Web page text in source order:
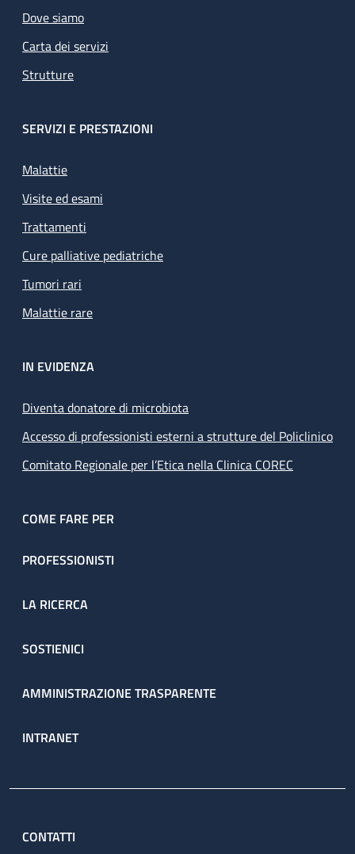
Dove siamo
Carta dei servizi
Strutture
SERVIZI E PRESTAZIONI
Malattie
Visite ed esami
Trattamenti
Cure palliative pediatriche
Tumori rari
Malattie rare
IN EVIDENZA
Diventa donatore di microbiota
Accesso di professionisti esterni a strutture del Policlinico
Comitato Regionale per l’Etica nella Clinica COREC
COME FARE PER
PROFESSIONISTI
LA RICERCA
SOSTIENICI
AMMINISTRAZIONE TRASPARENTE
INTRANET
CONTATTI